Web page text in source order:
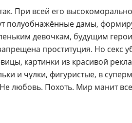
При всей его
полуобнажённые дамы,
девочкам, будущим
проституция. Но секс
картинки из красивой
и чулки, фигуристые, в
любовь. Похоть. Мир манит